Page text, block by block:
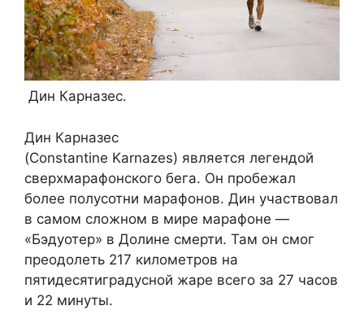
Дин Карназес.
Дин Карназес
(Constantine Karnazes) является легендой
сверхмарафонского бега. Он пробежал
более полусотни марафонов. Дин участвовал
в самом сложном в мире марафоне —
«Бэдуотер» в Долине смерти. Там он смог
преодолеть 217 километров на
пятидесятиградусной жаре всего за 27 часов
и 22 минуты.